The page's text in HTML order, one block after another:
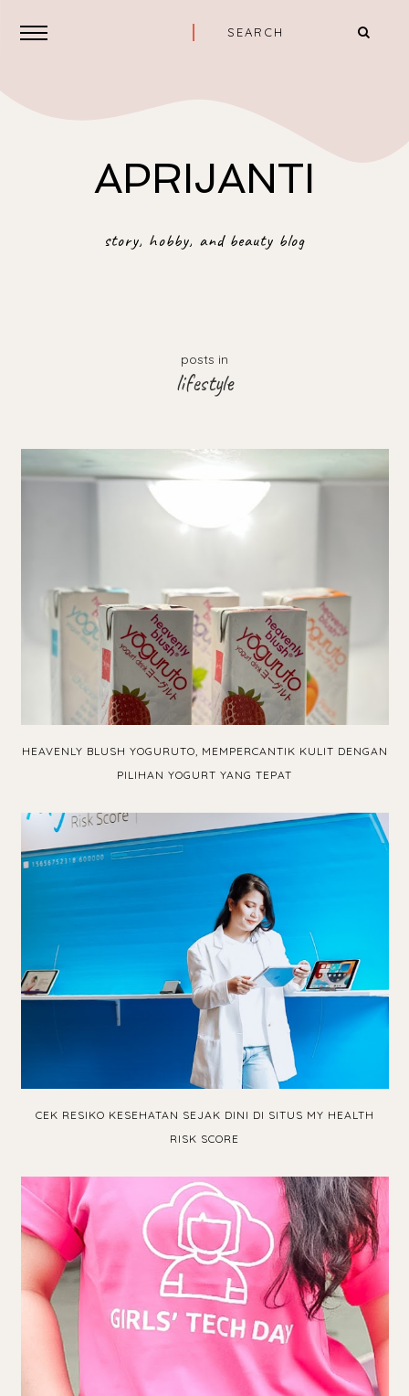
APRIJANTI
story, hobby, and beauty blog
posts in
lifestyle
HEAVENLY BLUSH YOGURUTO, MEMPERCANTIK KULIT DENGAN
PILIHAN YOGURT YANG TEPAT
CEK RESIKO KESEHATAN SEJAK DINI DI SITUS MY HEALTH
RISK SCORE